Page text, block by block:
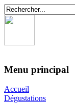
Menu principal
Accueil
Dégustations